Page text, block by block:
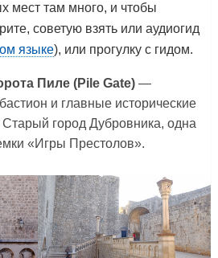
мест там много, и чтобы
советую взять или аудиогид
языке), или прогулку с гидом.
Пиле (Pile Gate)—
и главные исторические
Старый город Дубровника, одна
«Игры Престолов».